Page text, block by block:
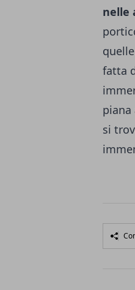
nelle
fatta
si